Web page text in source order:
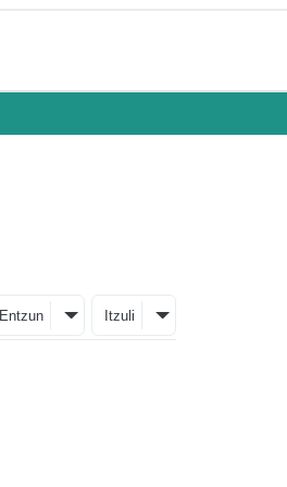
Entzun Itzuli